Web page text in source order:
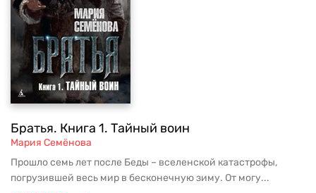
Братья. Книга 1. Тайный воин
Мария Семёнова
Прошло семь лет после Беды – вселенской катастрофы,
погрузившей весь мир в бесконечную зиму. От могу...